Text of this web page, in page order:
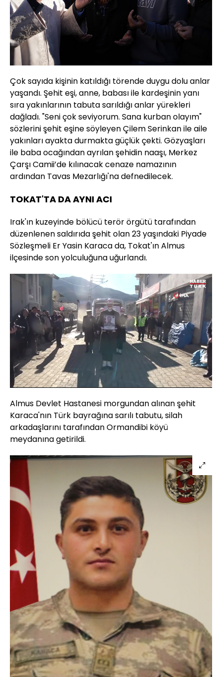
Çok sayıda kişinin katıldığı törende duygu dolu anlar
yaşandı. Şehit eşi, anne, babası ile kardeşinin yanı
sıra yakınlarının tabuta sarıldığı anlar yürekleri
dağladı. "Seni çok seviyorum. Sana kurban olayım"
sözlerini şehit eşine söyleyen Çilem Serinkan ile aile
yakınları ayakta durmakta güçlük çekti. Gözyaşları
ile baba ocağından ayrılan şehidin naaşı, Merkez
Çarşı Camii’de kılınacak cenaze namazının
ardından Tavas Mezarlığı'na defnedilecek.
TOKAT'TA DA AYNI ACI
Irak'ın kuzeyinde bölücü terör örgütü tarafından
düzenlenen saldırıda şehit olan 23 yaşındaki Piyade
Sözleşmeli Er Yasin Karaca da, Tokat'ın Almus
ilçesinde son yolculuğuna uğurlandı.
Sesi
Aç
Yüklendi:
18.44%
Oynatma
Hızı
Almus Devlet Hastanesi morgundan alınan şehit
Karaca'nın Türk bayrağına sarılı tabutu, silah
arkadaşlarını tarafından Ormandibi köyü
meydanına getirildi.